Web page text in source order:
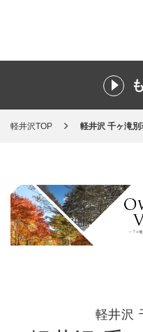
軽井沢TOP 軽井沢 千ヶ滝別
軽井沢